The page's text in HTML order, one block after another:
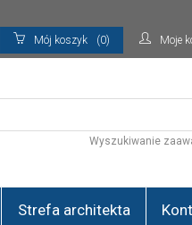
Mój koszyk (0) Moje
Wyszukiwanie
Strefa architekta